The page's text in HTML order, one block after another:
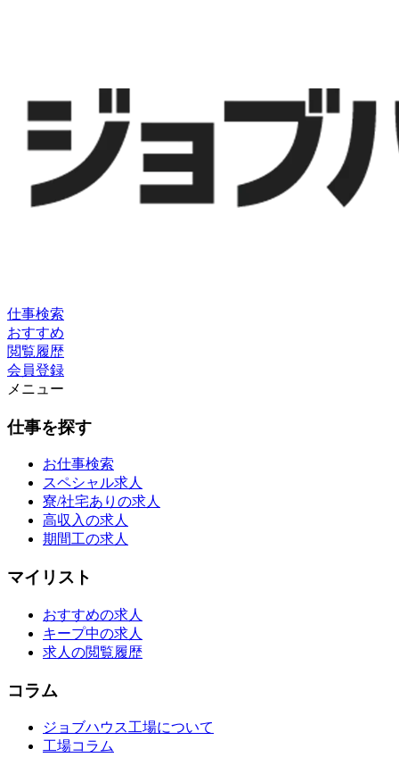
仕事検索
おすすめ
閲覧履歴
会員登録
メニュー
仕事を探す
お仕事検索
スペシャル求人
寮/社宅ありの求人
高収入の求人
期間工の求人
マイリスト
おすすめの求人
キープ中の求人
求人の閲覧履歴
コラム
ジョブハウス工場について
工場コラム